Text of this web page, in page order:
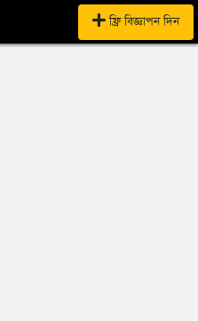
ফ্রি বিজ্ঞাপন দিন